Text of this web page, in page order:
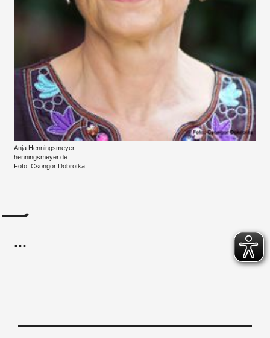
Anja Henningsmeyer
henningsmeyer.de
Foto: Csongor Dobrotka
...